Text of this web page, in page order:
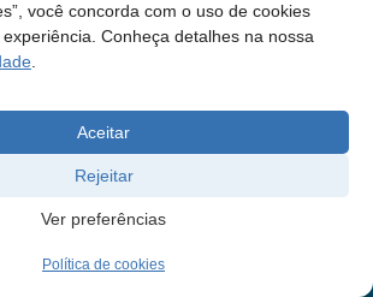
você concorda com o uso de cookies
Conheça detalhes na nossa
Aceitar
Rejeitar
Ver preferências
Política de cookies